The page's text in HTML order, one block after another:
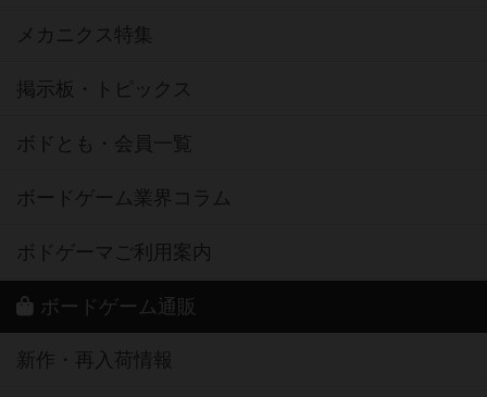
メカニクス特集
掲示板・トピックス
ボドとも・会員一覧
ボードゲーム業界コラム
ボドゲーマご利用案内
ボードゲーム通販
新作・再入荷情報